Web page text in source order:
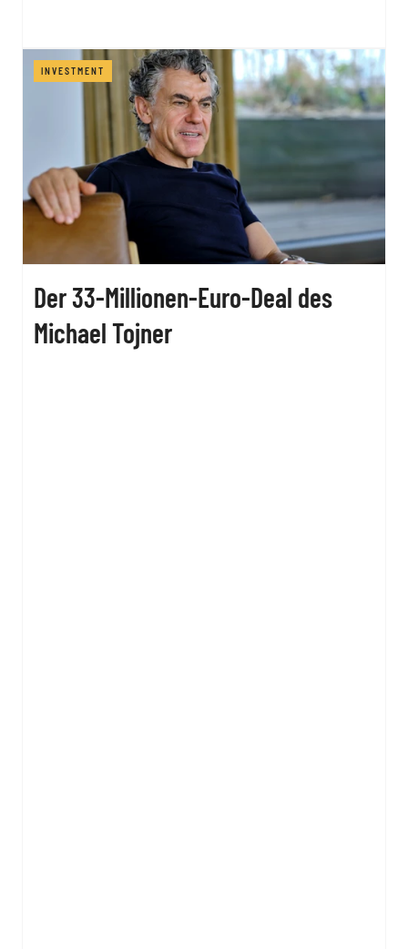
INVESTMENT
Der 33-Millionen-Euro-Deal des
Michael Tojner